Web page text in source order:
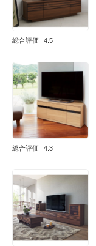
総合評価 4.5
総合評価 4.3